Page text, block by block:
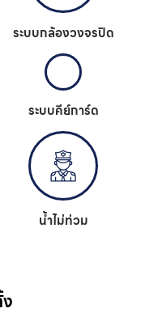
ระบบกล้องวงจรปิด
ระบบคีย์การ์ด
น้ำไม่ท่วม